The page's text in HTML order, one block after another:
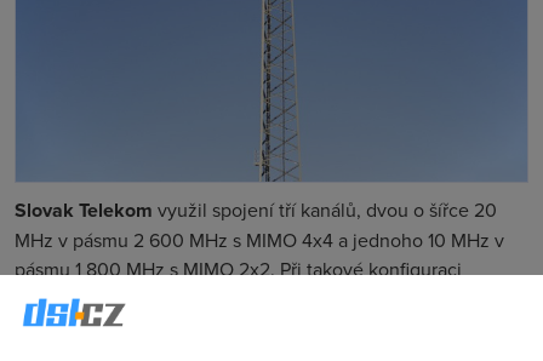
Slovak Telekom využil spojení tří kanálů, dvou o šířce 20
MHz v pásmu 2 600 MHz s MIMO 4x4 a jednoho 10 MHz v
pásmu 1 800 MHz s MIMO 2x2. Při takové konfiguraci
umožňuje 20 MHz kanál dosahovat rychlosti 400 Mb/s a 10
MHz kanál 100 Mb/s, spolu všechny tři kanály tedy dosáhly